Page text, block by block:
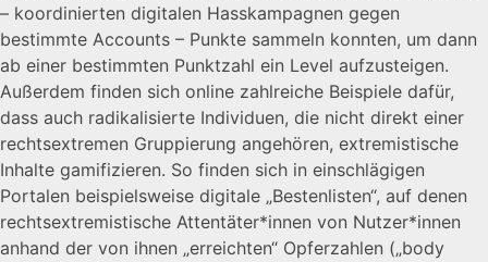
– koordinierten digitalen Hasskampagnen gegen
bestimmte Accounts – Punkte sammeln konnten, um dann
ab einer bestimmten Punktzahl ein Level aufzusteigen.
Außerdem finden sich online zahlreiche Beispiele dafür,
dass auch radikalisierte Individuen, die nicht direkt einer
rechtsextremen Gruppierung angehören, extremistische
Inhalte gamifizieren. So finden sich in einschlägigen
Portalen beispielsweise digitale „Bestenlisten“, auf denen
rechtsextremistische Attentäter*innen von Nutzer*innen
anhand der von ihnen „erreichten“ Opferzahlen („body